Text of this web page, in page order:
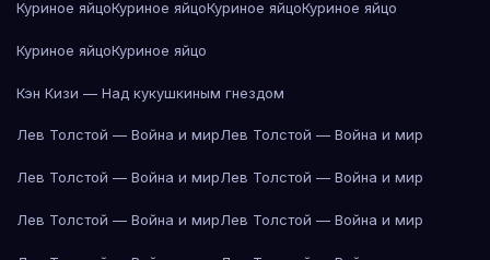
Куриное яйцоКуриное яйцоКуриное яйцоКуриное яйцо
Куриное яйцоКуриное яйцо
Кэн Кизи — Над кукушкиным гнездом
Лев Толстой — Война и мирЛев Толстой — Война и мир
Лев Толстой — Война и мирЛев Толстой — Война и мир
Лев Толстой — Война и мирЛев Толстой — Война и мир